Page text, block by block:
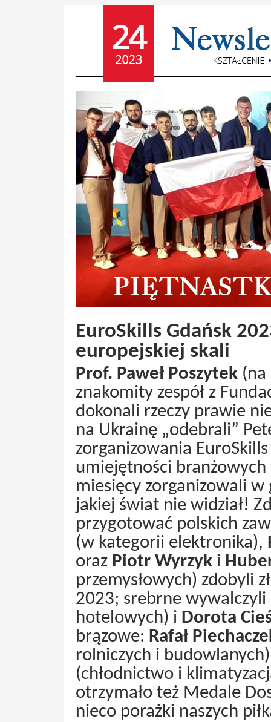
EuroSkills Gdańsk
europejskiej skali
Prof. Paweł Poszytek
znakomity zespół z
dokonali rzeczy prawie
na Ukrainę „odebrali”
zorganizowania
umiejętności
miesięcy zorganizowali
jakiej świat nie widział!
przygotować polskich
(w kategorii elektronika),
oraz Piotr Wyrzyk i
przemysłowych) zdobyli
2023; srebrne wywalczyli
hotelowych) i Dorota
brązowe: Rafał
rolniczych i
(chłodnictwo i
otrzymało też Medale
nieco porażki naszych